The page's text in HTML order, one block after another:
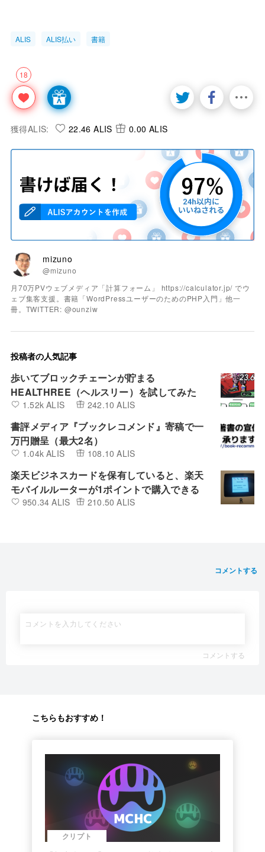
ALIS ALIS払い 書籍
18
獲得ALIS: 22.46 ALIS 0.00 ALIS
mizuno
@mizuno
月70万PVウェブメディア「計算フォーム」 https://calculator.jp/ でウ
ェブ集客支援。書籍「WordPressユーザーのためのPHP入門」他一
冊。TWITTER: @ounziw
投稿者の人気記事
歩いてブロックチェーンが貯まる
HEALTHREE（ヘルスリー）を試してみた
1.52k ALIS 242.10 ALIS
書評メディア『ブックレコメンド』寄稿で一
万円贈呈（最大2名）
1.04k ALIS 108.10 ALIS
楽天ビジネスカードを保有していると、楽天
モバイルルーターが1ポイントで購入できる
950.34 ALIS 210.50 ALIS
コメントする
コメントする
こちらもおすすめ！
クリプト